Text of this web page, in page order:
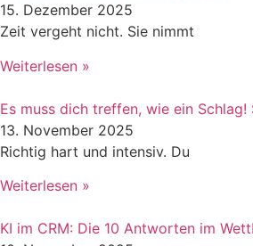
15. Dezember 2025
Zeit vergeht nicht. Sie nimmt
Weiterlesen »
Es muss dich treffen, wie ein Schlag!
13. November 2025
Richtig hart und intensiv. Du
Weiterlesen »
KI im CRM: Die 10 Antworten im